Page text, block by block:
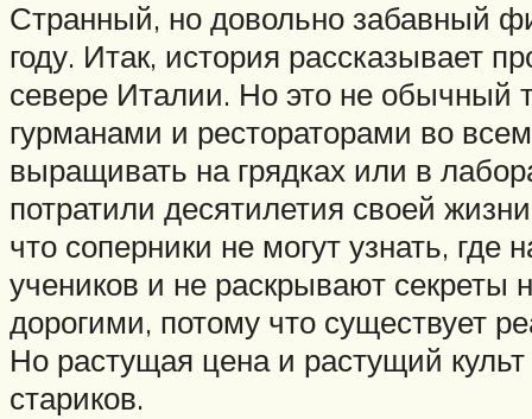
Странный, но довольно забавный
году. Итак, история рассказывает
севере Италии. Но это не обычный
гурманами и рестораторами во
выращивать на грядках или в
потратили десятилетия своей
что соперники не могут узнать,
учеников и не раскрывают секреты
дорогими, потому что существует
Но растущая цена и растущий
стариков.